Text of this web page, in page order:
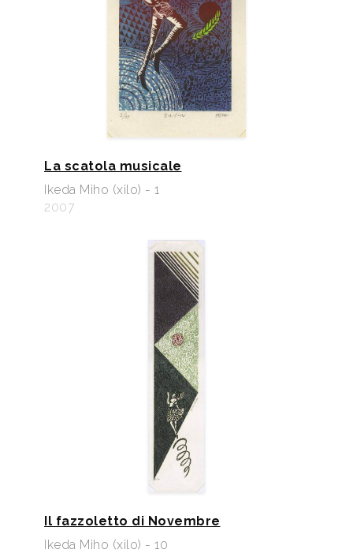
La scatola musicale
Ikeda Miho (xilo) - 1
2007
Il fazzoletto di Novembre
Ikeda Miho (xilo) - 10